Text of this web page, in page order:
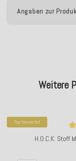
Angaben zur
Weitere
Top bewertet
H.O.C.K. Stoff